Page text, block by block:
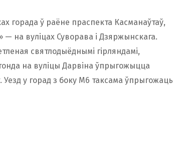
горада ў раёне праспекта Касманаўтаў,
— на вуліцах Суворава і Дзяржынскага.
святлодыёднымі гірляндамі,
на вуліцы Дарвіна ўпрыгожыцца
у горад з боку М6 таксама ўпрыгожаць